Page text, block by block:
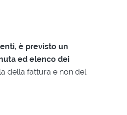
è previsto un
ed elenco dei
della fattura e non del